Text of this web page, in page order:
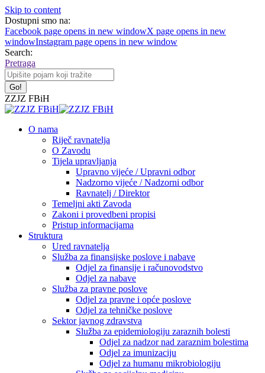
Skip to content
Dostupni smo na:
Facebook page opens in new windowX page opens in new
windowInstagram page opens in new window
Search:
Pretraga
ZZJZ FBiH
O nama
Riječ ravnatelja
O Zavodu
Tijela upravljanja
Upravno vijeće / Upravni odbor
Nadzorno vijeće / Nadzorni odbor
Ravnatelj / Direktor
Temeljni akti Zavoda
Zakoni i provedbeni propisi
Pristup informacijama
Struktura
Ured ravnatelja
Služba za finansijske poslove i nabave
Odjel za finansije i računovodstvo
Odjel za nabave
Služba za pravne poslove
Odjel za pravne i opće poslove
Odjel za tehničke poslove
Sektor javnog zdravstva
Služba za epidemiologiju zaraznih bolesti
Odjel za nadzor nad zaraznim bolestima
Odjel za imunizaciju
Odjel za humanu mikrobiologiju